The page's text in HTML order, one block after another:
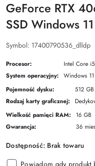
GeForce RTX
SSD Windows
Symbol: 17400790536_dlldp
Procesor:
Intel Core i5
System operacyjny:
Windows
Pojemność dysku:
512
Rodzaj karty graficznej:
Wielkość pamięci RAM:
16 GB
Gwarancja:
36
Dostępność: Brak towaru
Powiadom gdy produkt